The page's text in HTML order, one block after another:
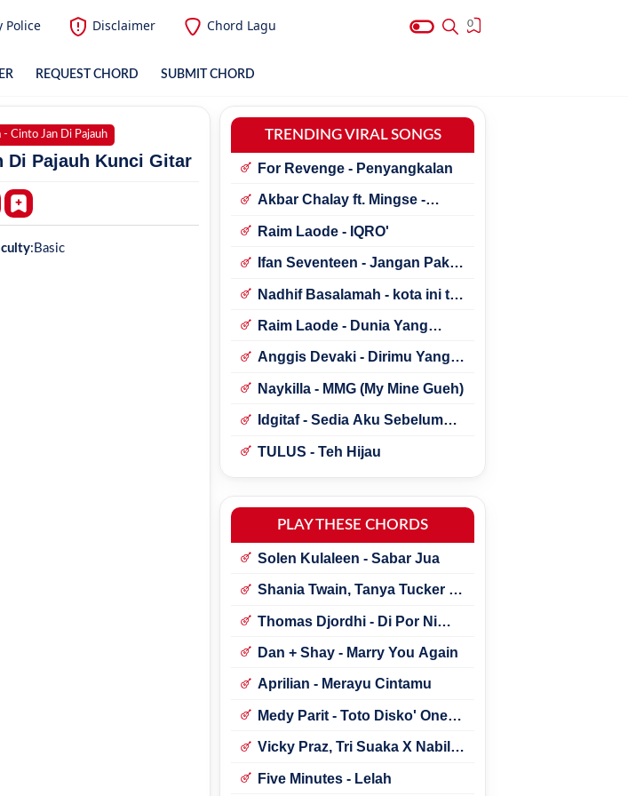
Police Disclaimer Chord Lagu 0
REQUEST CHORD SUBMIT CHORD
Cinto Jan Di Pajauh
Di Pajauh Kunci Gitar
: Basic
TRENDING VIRAL SONGS
For Revenge - Penyangkalan
Akbar Chalay ft. Mingse -
Raim Laode - IQRO'
Ifan Seventeen - Jangan Paksa
Nadhif Basalamah - kota ini tak
Raim Laode - Dunia Yang
Anggis Devaki - Dirimu Yang
Naykilla - MMG (My Mine Gueh)
Idgitaf - Sedia Aku Sebelum
TULUS - Teh Hijau
PLAY THESE CHORDS
Solen Kulaleen - Sabar Jua
Shania Twain, Tanya Tucker -
Thomas Djordhi - Di Por Ni
Dan + Shay - Marry You Again
Aprilian - Merayu Cintamu
Medy Parit - Toto Disko' One
Vicky Praz, Tri Suaka X Nabila
Five Minutes - Lelah